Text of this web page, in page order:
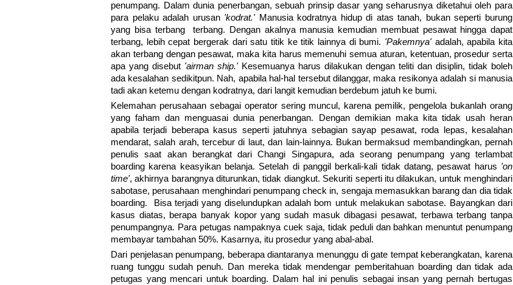
penumpang. Dalam dunia penerbangan, sebuah prinsip dasar yang seharusnya diketahui oleh para
para pelaku adalah urusan 'kodrat.'Manusia kodratnya hidup di atas tanah, bukan seperti burung
yang bisa terbang terbang. Dengan akalnya manusia kemudian membuat pesawat hingga dapat
terbang, lebih cepat bergerak dari satu titik ke titik lainnya di bumi. 'Pakemnya'adalah, apabila kita
akan terbang dengan pesawat, maka kita harus memenuhi semua aturan, ketentuan, prosedur serta
apa yang disebut 'airman ship.'Kesemuanya harus dilakukan dengan teliti dan disiplin, tidak boleh
ada kesalahan sedikitpun. Nah, apabila hal-hal tersebut dilanggar, maka resikonya adalah si manusia
tadi akan ketemu dengan kodratnya, dari langit kemudian berdebum jatuh ke bumi.
Kelemahan perusahaan sebagai operator sering muncul, karena pemilik, pengelola bukanlah orang
yang faham dan menguasai dunia penerbangan. Dengan demikian maka kita tidak usah heran
apabila terjadi beberapa kasus seperti jatuhnya sebagian sayap pesawat, roda lepas, kesalahan
mendarat, salah arah, tercebur di laut, dan lain-lainnya. Bukan bermaksud membandingkan, pernah
penulis saat akan berangkat dari Changi Singapura, ada seorang penumpang yang terlambat
boarding karena keasyikan belanja. Setelah di panggil berkali-kali tidak datang, pesawat harus 'on
time', akhirnya barangnya diturunkan, tidak diangkut. Sekuriti seperti itu dilakukan, untuk menghindari
sabotase, perusahaan menghindari penumpang check in, sengaja memasukkan barang dan dia tidak
boarding. Bisa terjadi yang diselundupkan adalah bom untuk melakukan sabotase. Bayangkan dari
kasus diatas, berapa banyak kopor yang sudah masuk dibagasi pesawat, terbawa terbang tanpa
penumpangnya. Para petugas nampaknya cuek saja, tidak peduli dan bahkan menuntut penumpang
membayar tambahan 50%. Kasarnya, itu prosedur yang abal-abal.
Dari penjelasan penumpang, beberapa diantaranya menunggu di gate tempat keberangkatan, karena
ruang tunggu sudah penuh. Dan mereka tidak mendengar pemberitahuan boarding dan tidak ada
petugas yang mencari untuk boarding. Dalam hal ini penulis sebagai insan yang pernah bertugas